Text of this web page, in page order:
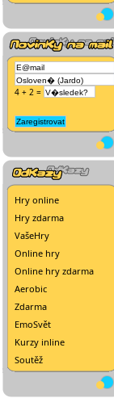
4 + 2 =
Hry online
Hry zdarma
VašeHry
Online hry
Online hry zdarma
Aerobic
Zdarma
EmoSvět
Kurzy inline
Soutěž